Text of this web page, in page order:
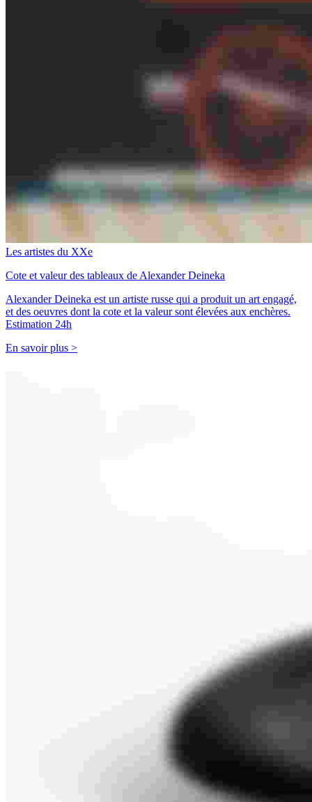
Les artistes du XXe
Cote et valeur des tableaux de Alexander Deineka
Alexander Deineka est un artiste russe qui a produit un art engagé,
et des oeuvres dont la cote et la valeur sont élevées aux enchères.
Estimation 24h
En savoir plus >